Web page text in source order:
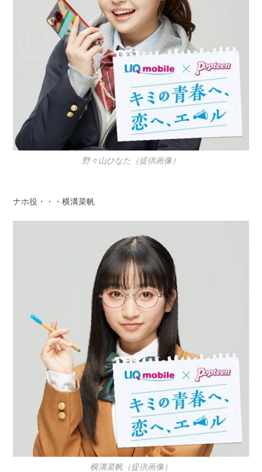
野々山ひなた（提供画像）
ナホ役・・・横溝菜帆
横溝菜帆（提供画像）